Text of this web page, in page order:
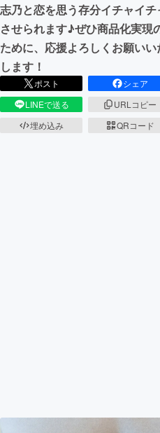
志乃と恋を思う存分イチャイチ
させられます♪ぜひ商品化実現
ために、応援よろしくお願いい
します！
ポスト
シェア
LINEで送る
URLコピー
埋め込み
QRコード